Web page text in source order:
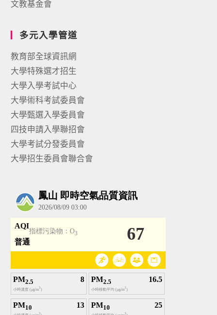
文教基金會
多元入學管道
教育部全球資訊網
大學特殊選才招生
大學入學考試中心
大學術科考試委員會
大學甄選入學委員會
四技申請入學聯招會
大學考試分發委員會
大學招生委員會聯合會